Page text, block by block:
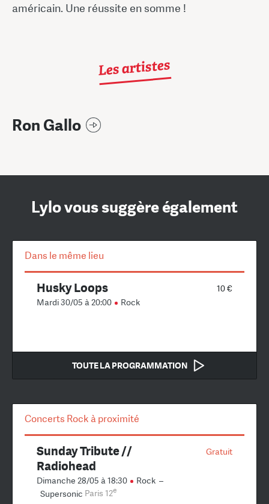
américain. Une réussite en somme !
Les artistes
Ron Gallo
Lylo vous suggère également
Dans le même lieu
10 €
Husky Loops
Mardi 30/05 à 20:00 Rock
TOUTE LA PROGRAMMATION
Concerts Rock à proximité
Gratuit
Sunday Tribute //
Radiohead
Dimanche 28/05 à 18:30 Rock –
Supersonic Paris 12e